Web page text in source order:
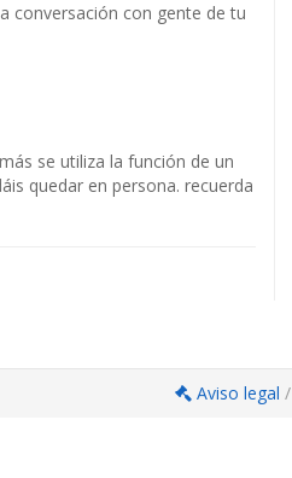
conversación con gente de tu
se utiliza la función de un
quedar en persona. recuerda
Aviso legal /